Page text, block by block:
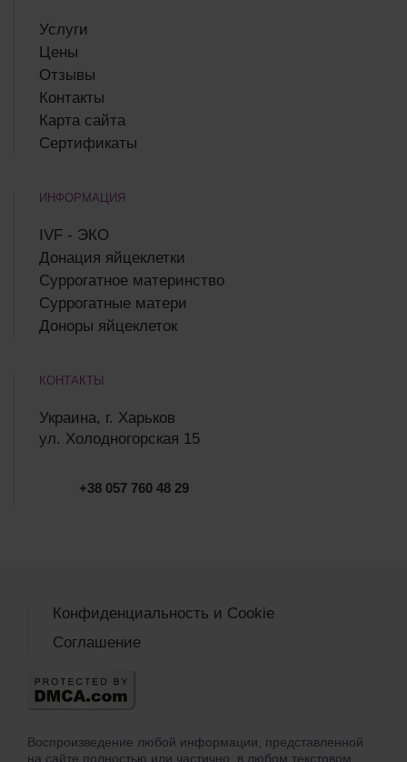
Услуги
Цены
Отзывы
Контакты
Карта сайта
Сертификаты
ИНФОРМАЦИЯ
IVF - ЭКО
Донация яйцеклетки
Суррогатное материнство
Суррогатные матери
Доноры яйцеклеток
КОНТАКТЫ
Украина, г. Харьков
ул. Холодногорская 15
+38 057 760 48 29
Воспроизведение любой информации, представленной
на сайте полностью или частично, в любом текстовом,
Конфиденциальность и Cookie
Соглашение